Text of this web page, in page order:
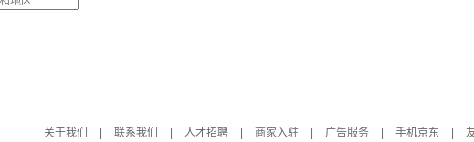
关于我们
联系我们 人才招聘 商家入驻 广告服务 手机京东